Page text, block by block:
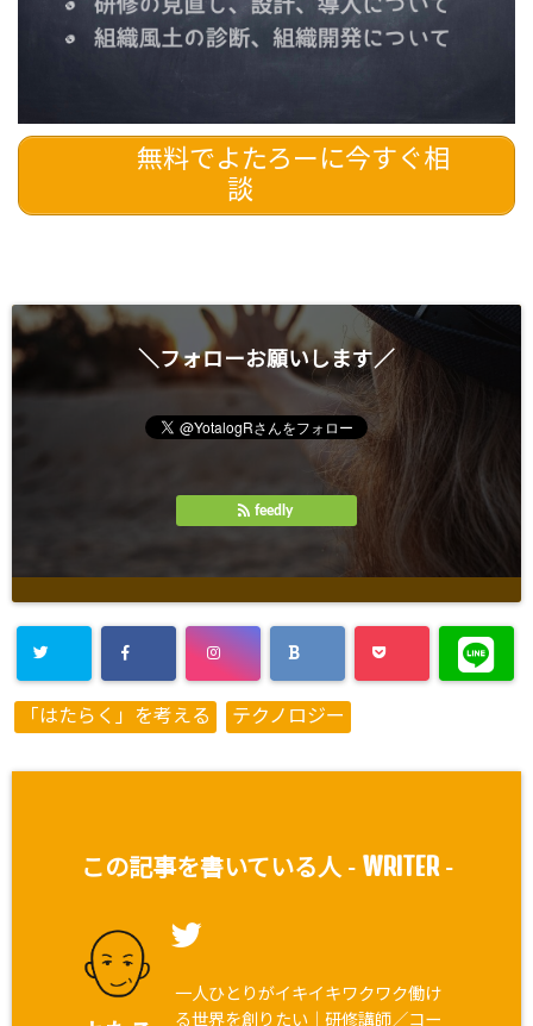
無料でよたろーに今すぐ相
談
＼フォローお願いします／
feedly
「はたらく」を考える テクノロジー
この記事を書いている人 - WRITER-
一人ひとりがイキイキワクワク働け
る世界を創りたい｜研修講師／コー